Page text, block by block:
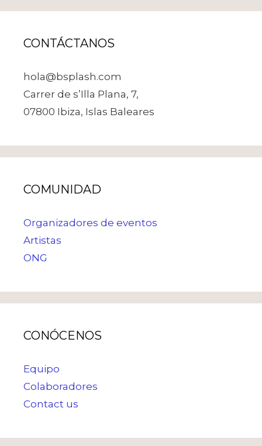
CONTÁCTANOS
hola@bsplash.com
Carrer de s’Illa Plana, 7,
07800 Ibiza, Islas Baleares
COMUNIDAD
Organizadores de eventos
Artistas
ONG
CONÓCENOS
Equipo
Colaboradores
Contact us